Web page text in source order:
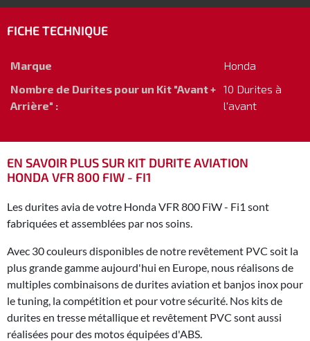
FICHE TECHNIQUE
Marque
Honda
Nombre de Durites pour un Kit "Avant +
Arrière" :
10 Durites à
l'avant
EN SAVOIR PLUS SUR KIT DURITE AVIATION
HONDA VFR 800 FIW - FI1
Les durites avia de votre Honda VFR 800 FiW - Fi1 sont
fabriquées et assemblées par nos soins.
Avec 30 couleurs disponibles de notre revêtement PVC soit la
plus grande gamme aujourd'hui en Europe, nous réalisons de
multiples combinaisons de durites aviation et banjos inox pour
le tuning, la compétition et pour votre sécurité. Nos kits de
durites en tresse métallique et revêtement PVC sont aussi
réalisées pour des motos équipées d'ABS.